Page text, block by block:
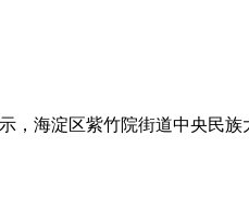
海淀区紫竹院街道中央民族